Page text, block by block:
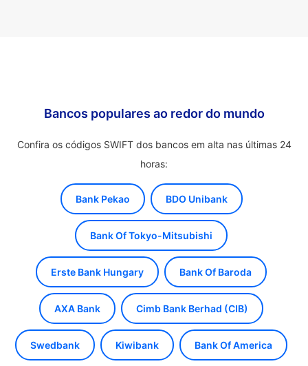
Bancos populares ao redor do mundo
Confira os códigos SWIFT dos bancos em alta nas últimas 24
horas:
Bank Pekao BDO Unibank
Bank Of Tokyo-Mitsubishi
Erste Bank Hungary Bank Of Baroda
AXA Bank Cimb Bank Berhad (CIB)
Swedbank Kiwibank Bank Of America